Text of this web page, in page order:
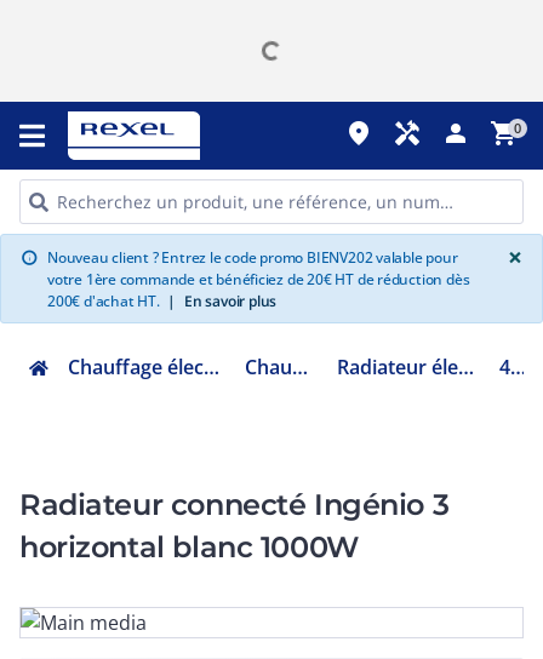
place handyman person shopping_cart0
info Nouveau client ? Entrez le code promo BIENV202 valable pour
votre 1ère commande et bénéficiez de 20€ HT de réduction dès
200€ d'achat HT. | En savoir plus
×
Chauffage électrique climatisation ventilation Chauffage domestique Radiateur électrique corps de chauffe alu 479331
Radiateur connecté Ingénio 3
horizontal blanc 1000W